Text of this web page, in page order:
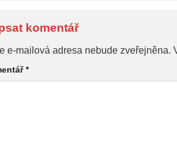
komentář
e-mailová adresa nebude zveřejněna.
*